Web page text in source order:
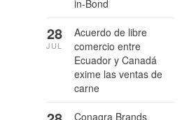
in-Bond
Acuerdo de libre
comercio entre
Ecuador y Canadá
exime las ventas de
carne
28
JUL
Conagra Brands